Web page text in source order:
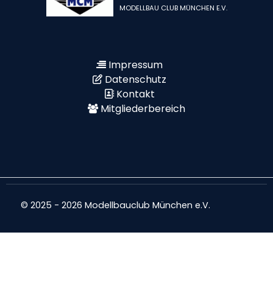
MODELLBAU CLUB MÜNCHEN E.V.
Impressum
Datenschutz
Kontakt
Mitgliederbereich
© 2025 - 2026 Modellbauclub München e.V.